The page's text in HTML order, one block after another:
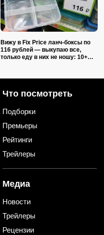
Вижу в Fix Price ланч-боксы по
116 рублей — выкупаю все,
только еду в них не ношу: 10+
Что посмотреть
Подборки
Премьеры
Рейтинги
Трейлеры
Медиа
Новости
Трейлеры
Рецензии